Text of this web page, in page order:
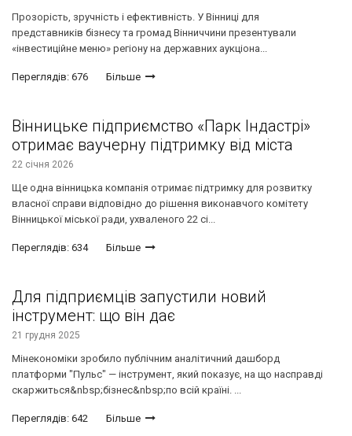
Прозорість, зручність і ефективність. У Вінниці для
представників бізнесу та громад Вінниччини презентували
«інвестиційне меню» регіону на державних аукціона...
Переглядів: 676 Більше
Вінницьке підприємство «Парк Індастрі»
отримає ваучерну підтримку від міста
22 січня 2026
Ще одна вінницька компанія отримає підтримку для розвитку
власної справи відповідно до рішення виконавчого комітету
Вінницької міської ради, ухваленого 22 сі...
Переглядів: 634 Більше
Для підприємців запустили новий
інструмент: що він дає
21 грудня 2025
Мінекономіки зробило публічним аналітичний дашборд
платформи "Пульс" — інструмент, який показує, на що насправді
скаржиться&nbsp;бізнес&nbsp;по всій країні. ...
Переглядів: 642 Більше